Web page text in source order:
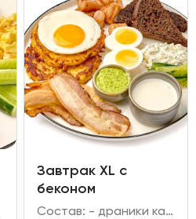
Завтрак XL с
беконом
Состав: - драники картофельные; - яйцо отварное; яйцо жареное; - колбаска куриная гриль; бекон; - хлеб бородинский с клюквой; - битый огурец; - соус тар тар; майонез сметанковый; масло пряное.